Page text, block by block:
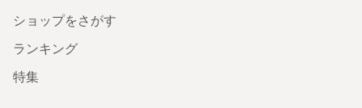
ショップをさがす
ランキング
特集